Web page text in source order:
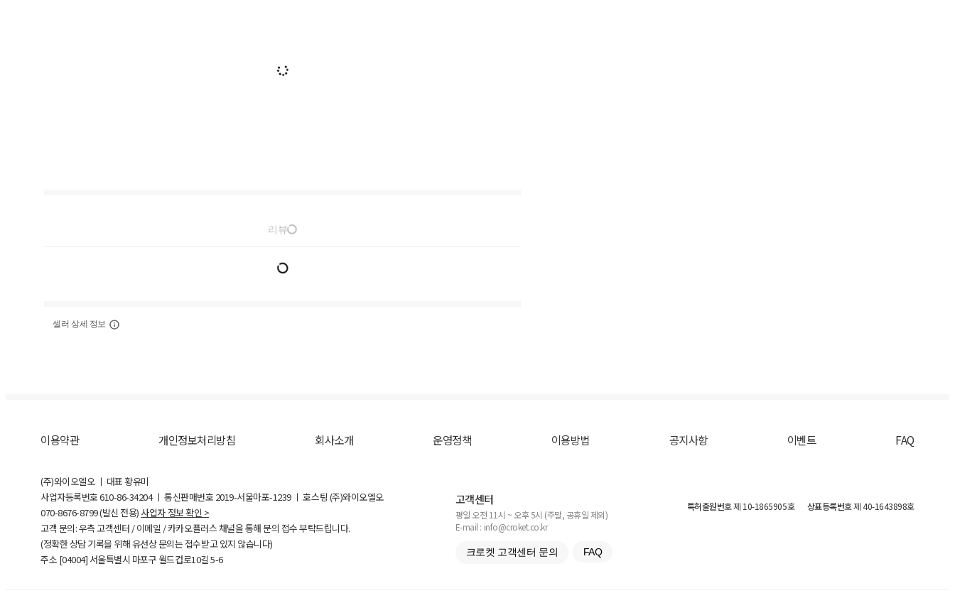
리뷰
셀러 상세 정보
이용약관 개인정보처리방침 회사소개 운영정책 이용방법 공지사항 이벤트 FAQ
(주)와이오엘오 ㅣ 대표 황유미
사업자등록번호610-86-34204ㅣ 통신판매번호 2019-서울마포-1239 ㅣ 호스팅 (주)와이오엘오
070-8676-8799 (발신 전용) 사업자 정보 확인 >
고객 문의: 우측 고객센터 / 이메일 / 카카오플러스 채널을 통해 문의 접수 부탁드립니다.
(정확한 상담 기록을 위해 유선상 문의는 접수받고 있지 않습니다)
주소 [04004] 서울특별시 마포구 월드컵로10길5-6
고객센터
평일 오전 11시 ~ 오후 5시 (주말, 공휴일 제외)
E-mail : info@croket.co.kr
크로켓 고객센터 문의 FAQ
특허출원번호제 10-1865905호 상표등록번호제 40-1643898호